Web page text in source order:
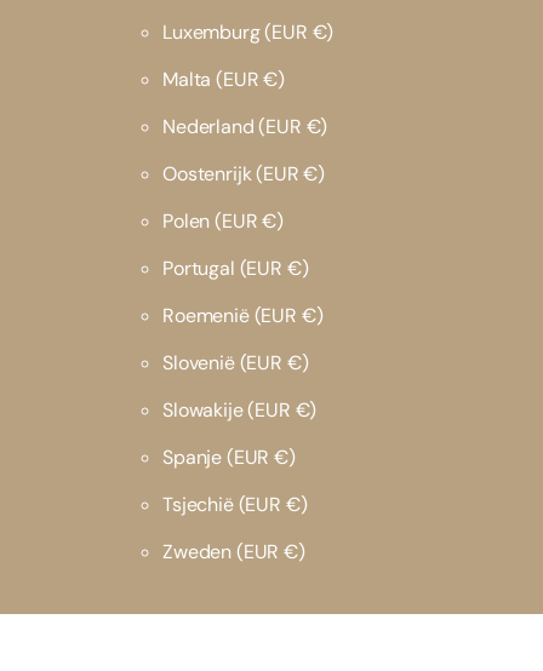
Luxemburg(EUR €)
Malta(EUR €)
Nederland(EUR €)
Oostenrijk(EUR €)
Polen(EUR €)
Portugal (EUR €)
Roemenië(EUR €)
Slovenië(EUR €)
Slowakije(EUR €)
Spanje(EUR €)
Tsjechië(EUR €)
Zweden(EUR €)